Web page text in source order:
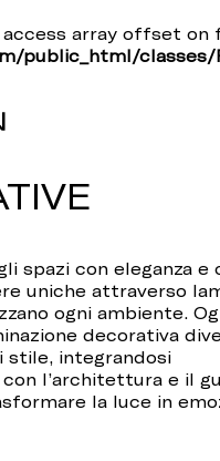
access array offset on
public_html/classes/
spazi con eleganza e
uniche attraverso
ogni ambiente.
decorativa
stile, integrandosi
l’architettura e il
la luce in